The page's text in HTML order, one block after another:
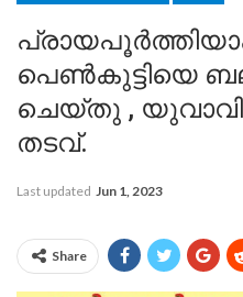
പെൺകുട്ടിയെ
ചെയ്തു ,
തടവ്.
Last updated Jun 1, 2023
Share